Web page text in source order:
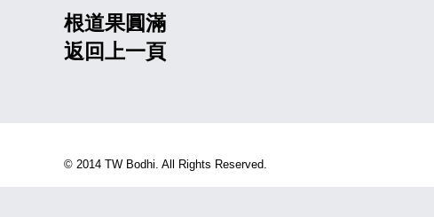
根道果圓滿
返回上一頁
© 2014 TW Bodhi. All Rights Reserved.